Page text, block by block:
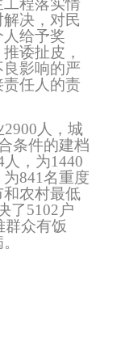
程落实情
决，对民
给予奖
诿扯皮，
影响的严
任人的责
2900 人，城
条件的建档
人，为1440
为841名重度
农村最低
了5102 户
群众有饭